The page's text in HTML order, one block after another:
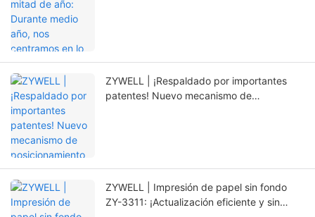
ZYWELL | ¡Respaldado por importantes
patentes! Nuevo mecanismo de
ZYWELL | Impresión de papel sin fondo
ZY-3311: ¡Actualización eficiente y sin